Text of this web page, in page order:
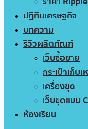
ปฏิทินเศรษฐกิจ
บทความ
รีวิวผลิตภัณฑ์
เว็บซื้อขาย
กระเป๋าเก็บ
เครื่องขุด
เว็บขุดแบบ
ห้องเรียน